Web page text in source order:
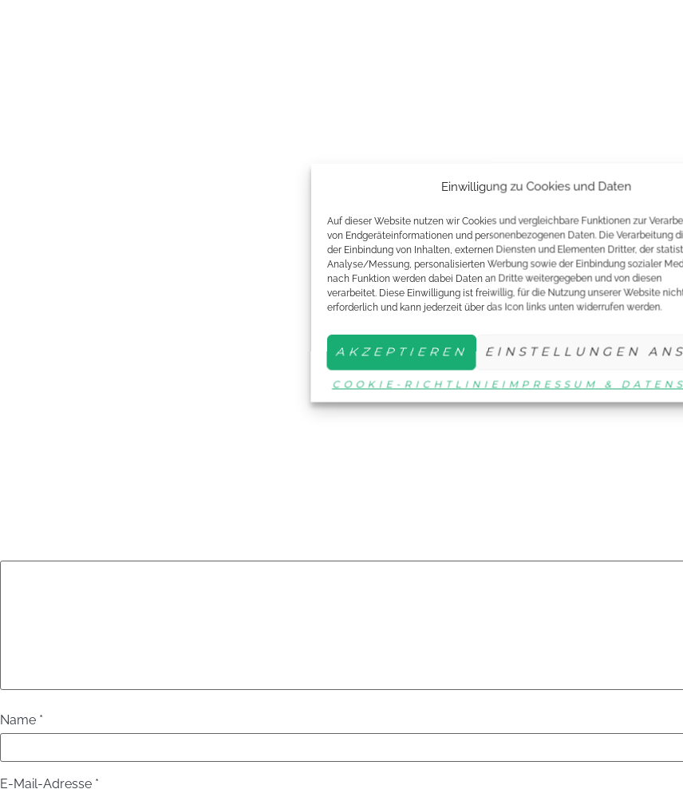
Einwilligung zu Cookies und Daten
Auf dieser Website nutzen wir Cookies und vergleichbare Funktionen zur
von Endgeräteinformationen und personenbezogenen Daten. Die Verarbeitung
der Einbindung von Inhalten, externen Diensten und Elementen Dritter, der
Analyse/Messung, personalisierten Werbung sowie der Einbindung sozialer
nach Funktion werden dabei Daten an Dritte weitergegeben und von diesen
verarbeitet. Diese Einwilligung ist freiwillig, für die Nutzung unserer Website
erforderlich und kann jederzeit über das Icon links unten widerrufen werden.
AKZEPTIEREN EINSTELLUNGEN
COOKIE-RICHTLINIE IMPRESSUM &
Name *
E-Mail-Adresse *